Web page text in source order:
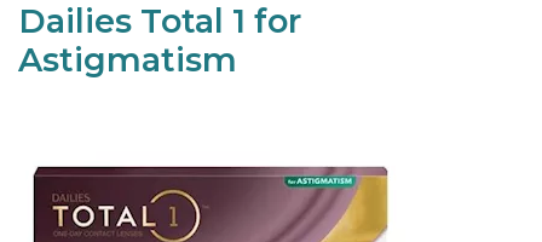
Dailies Total 1 for
Astigmatism